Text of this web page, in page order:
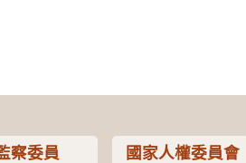
察委員 國家人權委員會